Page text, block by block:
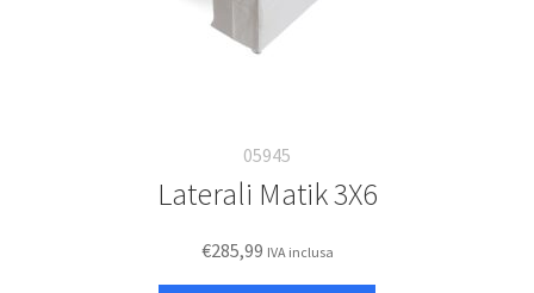
05945
Laterali Matik 3X6
€285,99 IVA inclusa